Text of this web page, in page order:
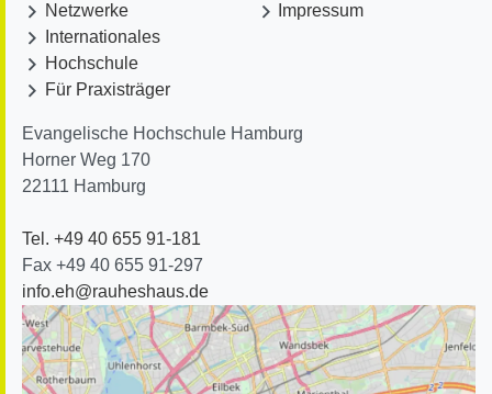
Netzwerke
Internationales
Hochschule
Für Praxisträger
Impressum
Evangelische Hochschule Hamburg
Horner Weg 170
22111 Hamburg
Tel. +49 40 655 91-181
Fax +49 40 655 91-297
info.eh@rauheshaus.de